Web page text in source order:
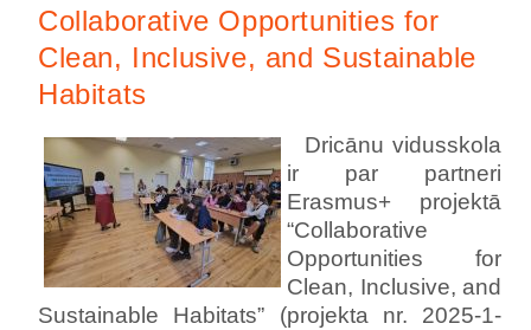
Все дляJoomla. Бесплатные шаблоны и расширения.
Collaborative Opportunities for
Clean, Inclusive, and Sustainable
Habitats
Dricānu vidusskola
ir par partneri
Erasmus+ projektā
“Collaborative
Opportunities for
Clean, Inclusive, and
Sustainable Habitats” (projekta nr. 2025-1-